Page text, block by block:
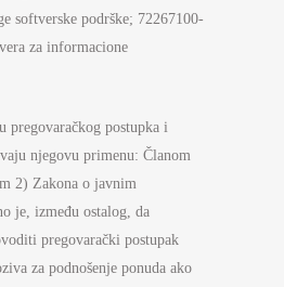
softverske podrške; 72267100-
za informacione
pregovaračkog postupka i
njegovu primenu: Članom
2) Zakona o javnim
je, između ostalog, da
pregovarački postupak
za podnošenje ponuda ako